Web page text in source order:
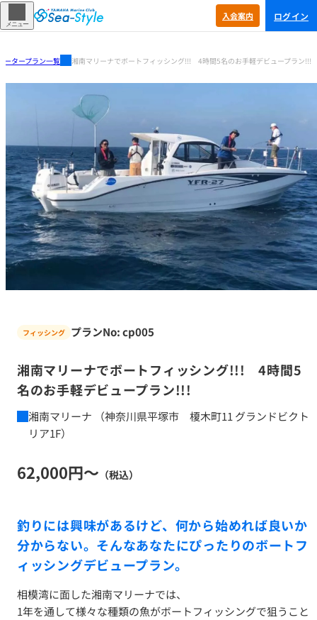
メニュー
入会案内 ログイン
ータープラン一覧 湘南マリーナでボートフィッシング!!! 4時間5名のお手軽デビュープラン!!!
フィッシング プランNo: cp005
湘南マリーナでボートフィッシング!!! 4時間5
名のお手軽デビュープラン!!!
湘南マリーナ （神奈川県平塚市 榎木町11 グランドビクト
リア1F）
62,000円～ （税込）
釣りには興味があるけど、何から始めれば良いか
分からない。そんなあなたにぴったりのボートフ
ィッシングデビュープラン。
相模湾に面した湘南マリーナでは、
1年を通して様々な種類の魚がボートフィッシングで狙うこと